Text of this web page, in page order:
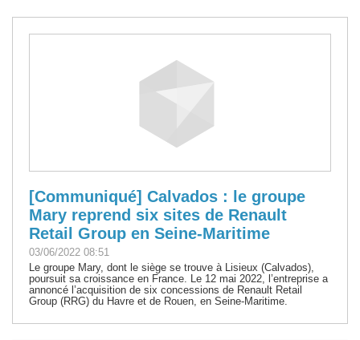
[Communiqué] Calvados : le groupe
Mary reprend six sites de Renault
Retail Group en Seine-Maritime
03/06/2022 08:51
Le groupe Mary, dont le siège se trouve à Lisieux (Calvados),
poursuit sa croissance en France. Le 12 mai 2022, l’entreprise a
annoncé l’acquisition de six concessions de Renault Retail
Group (RRG) du Havre et de Rouen, en Seine-Maritime.